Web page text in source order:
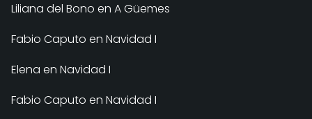
Liliana del Bono en A Güemes
Fabio Caputo en Navidad I
Elena en Navidad I
Fabio Caputo en Navidad I